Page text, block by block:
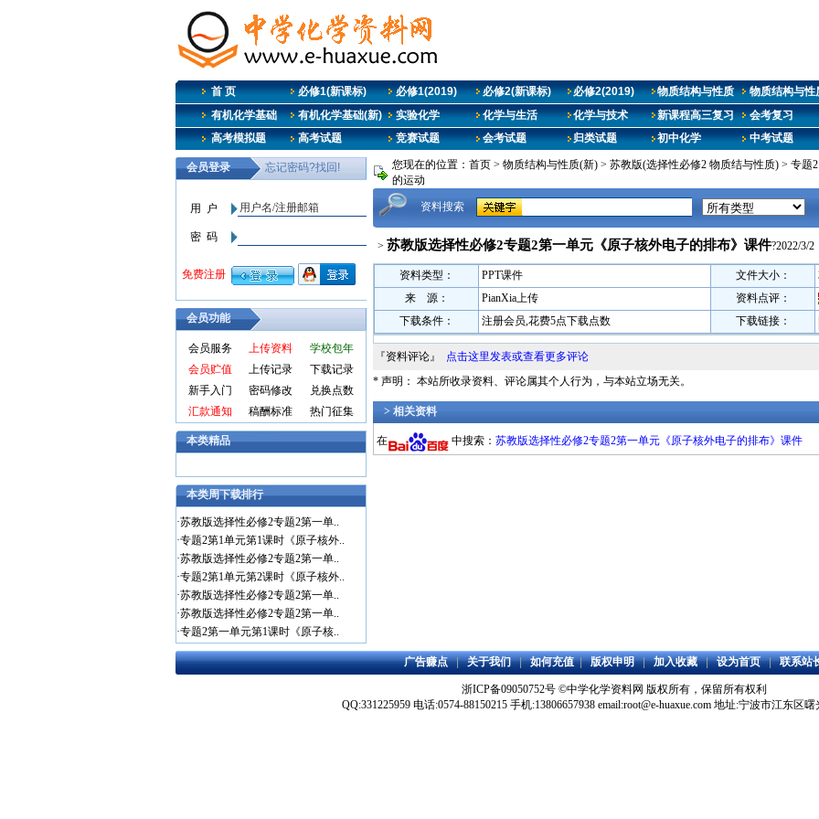
首 页 必修1(新课标) 必修1(2019) 必修2(新课标) 必修2(2019) 物质结构与性质 物质结构与性
有机化学基础
有机化学基础(新) 实验化学 化学与生活 化学与技术 新课程高三复习 会考复习
高考模拟题
高考试题 竞赛试题 会考试题 归类试题 初中化学 中考试题
会员功能
会员服务 上传资料
学校包年
会员贮值
上传记录
下载记录
新手入门
密码修改
兑换点数
汇款通知
稿酬标准 热门征集
本类精品
本类周下载排行
·苏教版选择性必修2专题2第一单..
·专题2第1单元第1课时《原子核外..
·苏教版选择性必修2专题2第一单..
·专题2第1单元第2课时《原子核外..
·苏教版选择性必修2专题2第一单..
·苏教版选择性必修2专题2第一单..
·专题2第一单元第1课时《原子核..
您现在的位置： 首页 > 物质结构与性质(新) > 苏教版(选择性必修2 物质结与性质) > 专题
的运动
资料搜索
> 苏教版选择性必修2专题2第一单元《原子核外电子的排布》课件?2022/3/2
资料类型： PPT课件 文件大小：
来 源：
PianXia上传 资料点评：
下载条件：
注册会员,花费5点下载点数 下载链接：
『资料评论』 点击这里发表或查看更多评论
* 声明： 本站所收录资料、评论属其个人行为，与本站立场无关。
> 相关资料
在 中搜索： 苏教版选择性必修2专题2第一单元《原子核外电子的排布》课件
广告赚点|关于我们|如何充值|版权申明|加入收藏|设为首页|联系站
浙ICP备09050752号 ©中学化学资料网 版权所有，保留所有权利
QQ:331225959 电话:0574-88150215 手机:13806657938 email:root@e-huaxue.com 地址:宁波市江东区